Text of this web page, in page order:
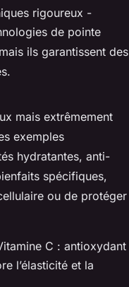
rigoureux -
de pointe
ils garantissent des
mais extrêmement
exemples
hydratantes, anti-
spécifiques,
ou de protéger
C : antioxydant
l’élasticité et la